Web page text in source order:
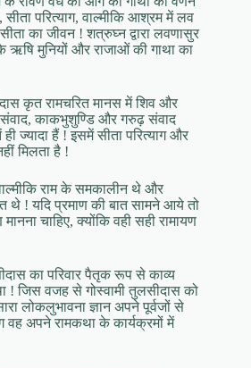
परित्याग, वाल्मीकि आश्रम में लव
का जीवन ! शत्रुघ्न द्वारा लवणासुर
मुनियों और राजाओं की गाथा का
कृत रामचरित मानस में शिव और
संवाद, काकभुशुण्डि और गरुढ़ संवाद
ज्यादा हैं ! इसमें सीता परित्याग और
मिलता है !
राम के समकालीन थे और
थे ! यदि प्रमाण की बात सामने आये तो
मानना चाहिए, क्योंकि वही सही रामायण
का परिवार पैतृक रूप से काव्य
जिस वजह से गोस्वामी तुलसीदास को
लोकलुभावना ज्ञान अपने पूर्वजों से
वह अपने रामकथा के कार्यक्रमों में